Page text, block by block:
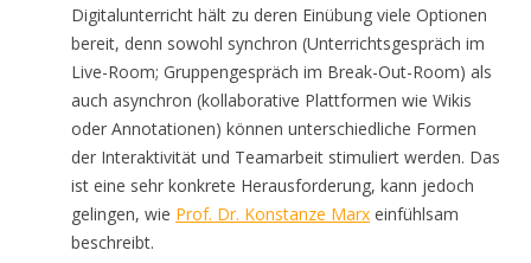
Digitalunterricht hält zu deren Einübung viele Optionen
bereit, denn sowohl synchron (Unterrichtsgespräch im
Live-Room; Gruppengespräch im Break-Out-Room) als
auch asynchron (kollaborative Plattformen wie Wikis
oder Annotationen) können unterschiedliche Formen
der Interaktivität und Teamarbeit stimuliert werden. Das
ist eine sehr konkrete Herausforderung, kann jedoch
gelingen, wie Prof. Dr. Konstanze Marx einfühlsam
beschreibt.